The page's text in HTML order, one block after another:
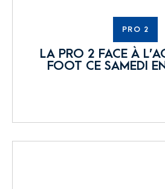
PRO 2
LA PRO 2 FACE À
FOOT CE SAMEDI